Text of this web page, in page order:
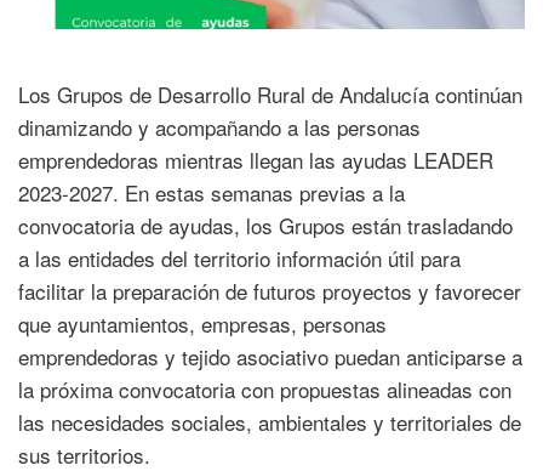
Los Grupos de Desarrollo Rural de Andalucía continúan
dinamizando y acompañando a las personas
emprendedoras mientras llegan las ayudas LEADER
2023-2027. En estas semanas previas a la
convocatoria de ayudas, los Grupos están trasladando
a las entidades del territorio información útil para
facilitar la preparación de futuros proyectos y favorecer
que ayuntamientos, empresas, personas
emprendedoras y tejido asociativo puedan anticiparse a
la próxima convocatoria con propuestas alineadas con
las necesidades sociales, ambientales y territoriales de
sus territorios.